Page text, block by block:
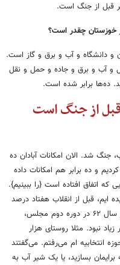
قبل از جنگ است.
خوزستان چقدر است؟
و دانشگاه و آب و برق و گاز است.
و آب و برق و جاده و حمل و نقل
ده‌ها برابر شده است.
قبل از جنگ است
جنگ شد. الان امکانات آبادان ده
و ده برابر هم امکانات داده
اتفاق افتاده است {را ببینیم}.
ایم، قبل از انقلاب هفتاد درصد
جمعیت کشور ما روستانشین بوده اند. من در سال ۶۲ در دوره دوم مجلس،
نبود. مثلا روستای هزار
انتخابیه ام می‌رفتم. می‌گفتند
بسازید، یا یک شیر آب به